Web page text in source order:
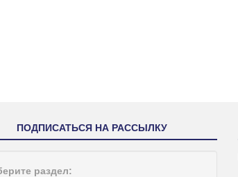
ПОДПИСАТЬСЯ НА РАССЫЛКУ
раздел: